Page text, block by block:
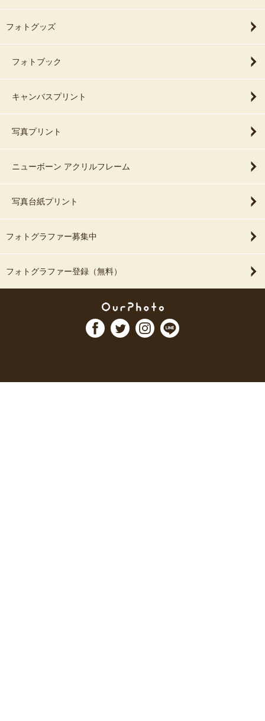
フォトグッズ
フォトブック
キャンバスプリント
写真プリント
ニューボーン アクリルフレーム
写真台紙プリント
フォトグラファー募集中
フォトグラファー登録（無料）